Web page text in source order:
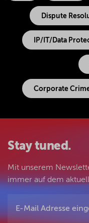
Dispute
IP/IT/Data
Corporate
Stay tuned.
Mit unserem
immer auf dem